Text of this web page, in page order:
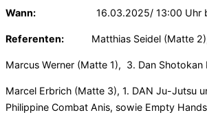
Wann: 16.03.2025/ 13:00 Uhr bis
Referenten: Matthias Seidel (Matte 2),
Marcus Werner (Matte 1), 3. Dan Shotokan
Marcel Erbrich (Matte 3), 1. DAN Ju-Jutsu
Philippine Combat Anis, sowie Empty